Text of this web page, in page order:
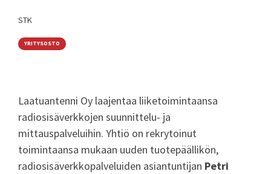
STK
YRITYSOSTO
Laatuantenni Oy laajentaa liiketoimintaansa
radiosisäverkkojen suunnittelu- ja
mittauspalveluihin. Yhtiö on rekrytoinut
toimintaansa mukaan uuden tuotepäällikön,
radiosisäverkkopalveluiden asiantuntijan Petri